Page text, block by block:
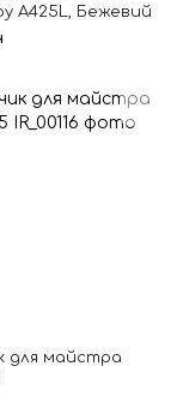
А425L, Бежевий
для майстра